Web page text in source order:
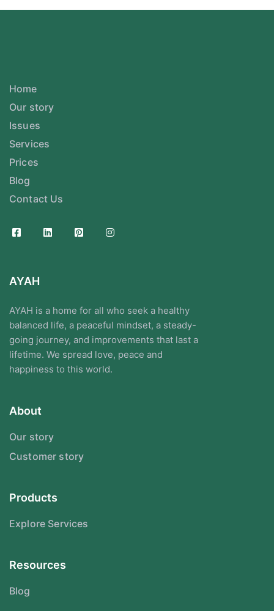
Home
Our story
Issues
Services
Prices
Blog
Contact Us
AYAH
AYAH is a home for all who seek a healthy
balanced life, a peaceful mindset, a steady-
going journey, and improvements that last a
lifetime. We spread love, peace and
happiness to this world.
About
Our story
Customer story
Products
Explore Services
Resources
Blog